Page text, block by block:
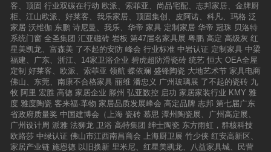
唐合盛瓷砖面对困局的革新能力与有效的反应机
制。
客、顶固 行业双碳在行动 欧派、索菲亚、尚品宅配、志邦家居、金牌厨
柜、江山欧派、好莱客、我乐家居、顶固集创、皮阿诺、科凡、玛格 泛
家居 沃维伽 东鹏 诗尼曼、我乐、华帝 家具 定制家居 华帝 冠珠 贝洛特
系统门窗 全圣集团 汇亚磁砖 岩板 第47届名家具展 粤鹏 高定 高级灰 红
星美凯龙、富森美 了不起的安防 峰会 行业标准 中岩认证 定制家具 中梁
福建、广东、浙江、14家卫浴企业 碧虎超防滑瓷砖 统艺 恒大 OEA全屋
定制 好莱客、欧派、索菲亚 领航 蝶依斓 盛锋陶瓷 大地艺术节 家具电商
佛山、东莞、南康不合格家具 丽维 潘忠义 广州玻璃展 了不起的瓷砖 九
牧 阿里 宏胜 高德 家居企业 滕州 弘亚数控 启功 家居家装行业 KMY 雅
度 雅度陶瓷 客来福·革物 家居品质发展峰会 高定品牌 志邦 第七届广东
省政府质量奖 中国建博会（上海 瓷砖 慕思 潭州陶瓷展、广州高定展、
广州设计周 派雅 法狮龙 卫浴 高特集团 绅士陶瓷 东方雨虹，群核科技
欧路莎 中绿认证 佛山市江西南昌商会 上海厨卫展 竹少侠 红安高新区、
家居产业链 施恩德 以旧换新 里米尼、红星美凯龙、八益家具城、民营